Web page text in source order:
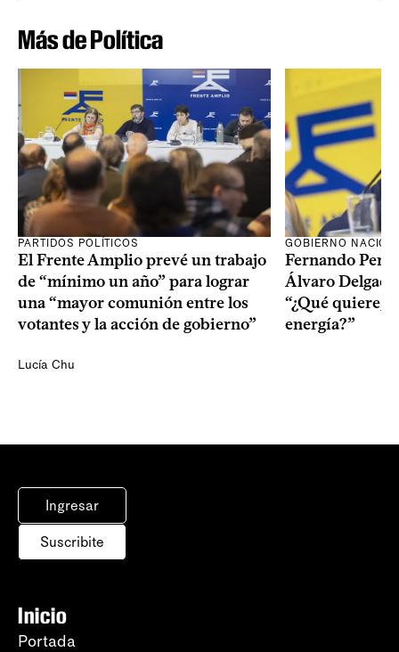
Más de Política
PARTIDOS POLÍTICOS
El Frente Amplio prevé un trabajo
de “mínimo un año” para lograr
una “mayor comunión entre los
votantes y la acción de gobierno”
Lucía Chu
GOBIERNO
Fernando
Álvaro
“¿Qué quiere,
energía?”
Ingresar
Suscribite
Inicio
Portada